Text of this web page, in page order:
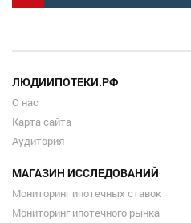
ЛЮДИИПОТЕКИ.РФ
О нас
Карта сайта
Аудитория
МАГАЗИН ИССЛЕДОВАНИЙ
Мониторинг ипотечных ставок
Мониторинг ипотечного рынка